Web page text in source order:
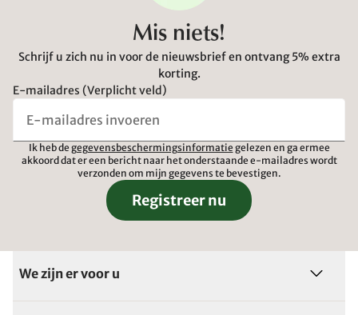
Mis niets!
Schrijf u zich nu in voor de nieuwsbrief en ontvang 5% extra
korting.
E-mailadres (Verplicht veld)
Ik heb de gegevensbeschermingsinformatie gelezen en ga ermee
akkoord dat er een bericht naar het onderstaande e-mailadres wordt
verzonden om mijn gegevens te bevestigen.
Registreer nu
We zijn er voor u